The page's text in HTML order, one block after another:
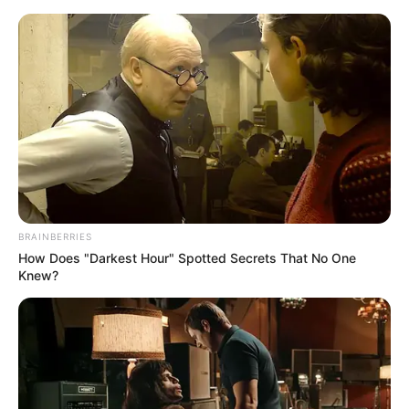
Meiningen - Fußgängerzone Georgstraße
Meiningen Veranstaltungen Hotels
« zurück Meiningen weiter »
BRAINBERRIES
How Does "Darkest Hour" Spotted Secrets That No One
Knew?